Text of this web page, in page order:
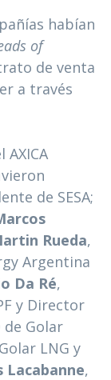
habían
of
de venta
a través
de SESA;
Rueda,
Argentina
Da Ré,
y Director
de Golar
LNG y
Lacabanne,